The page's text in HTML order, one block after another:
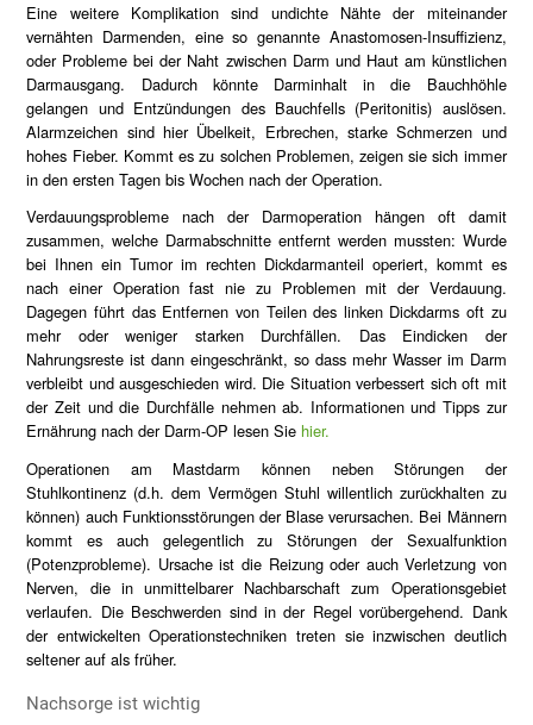
Eine weitere Komplikation sind undichte Nähte der miteinander
vernähten Darmenden, eine so genannte Anastomosen-Insuffizienz,
oder Probleme bei der Naht zwischen Darm und Haut am künstlichen
Darmausgang. Dadurch könnte Darminhalt in die Bauchhöhle
gelangen und Entzündungen des Bauchfells (Peritonitis) auslösen.
Alarmzeichen sind hier Übelkeit, Erbrechen, starke Schmerzen und
hohes Fieber. Kommt es zu solchen Problemen, zeigen sie sich immer
in den ersten Tagen bis Wochen nach der Operation.
Verdauungsprobleme nach der Darmoperation hängen oft damit
zusammen, welche Darmabschnitte entfernt werden mussten: Wurde
bei Ihnen ein Tumor im rechten Dickdarmanteil operiert, kommt es
nach einer Operation fast nie zu Problemen mit der Verdauung.
Dagegen führt das Entfernen von Teilen des linken Dickdarms oft zu
mehr oder weniger starken Durchfällen. Das Eindicken der
Nahrungsreste ist dann eingeschränkt, so dass mehr Wasser im Darm
verbleibt und ausgeschieden wird. Die Situation verbessert sich oft mit
der Zeit und die Durchfälle nehmen ab. Informationen und Tipps zur
Ernährung nach der Darm-OP lesen Sie hier.
Operationen am Mastdarm können neben Störungen der
Stuhlkontinenz (d.h. dem Vermögen Stuhl willentlich zurückhalten zu
können) auch Funktionsstörungen der Blase verursachen. Bei Männern
kommt es auch gelegentlich zu Störungen der Sexualfunktion
(Potenzprobleme). Ursache ist die Reizung oder auch Verletzung von
Nerven, die in unmittelbarer Nachbarschaft zum Operationsgebiet
verlaufen. Die Beschwerden sind in der Regel vorübergehend. Dank
der entwickelten Operationstechniken treten sie inzwischen deutlich
seltener auf als früher.
Nachsorge ist wichtig